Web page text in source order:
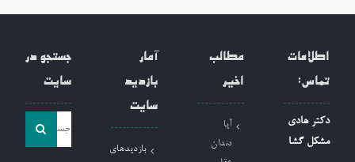
اطلاعات
تماس:
دکتر هادی
مشکل گشا
مطالب
اخیر
آیا
دندان
آمار
بازدید
سایت
بازدیدهای
جستجو در
سایت